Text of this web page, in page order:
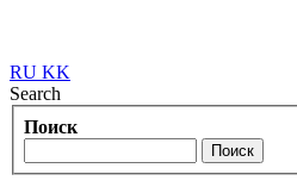
RU KK
Search
Поиск